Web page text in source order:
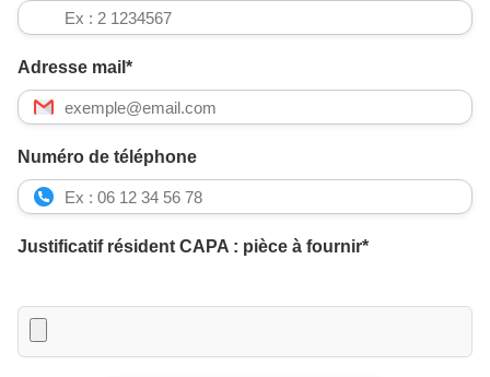
Adresse mail*
Numéro de téléphone
Justificatif résident CAPA : pièce à fournir*